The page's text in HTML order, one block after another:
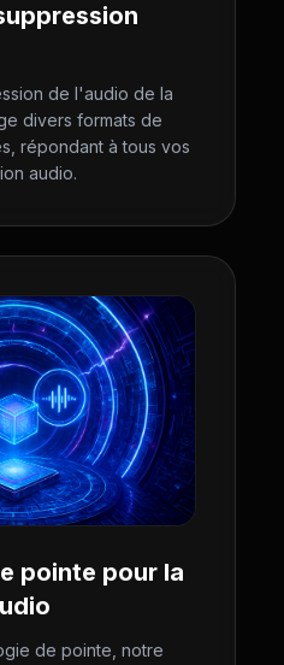
de l'audio de la
divers formats de
répondant à tous vos
audio.
pointe pour la
de pointe, notre